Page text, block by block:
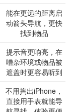
能在更远的距离启
动箭头导航，更快
找到物品
提示音更响亮，在
嘈杂环境或物品被
遮盖时更容易听到
不用掏出iPhone，
直接用手表就能导